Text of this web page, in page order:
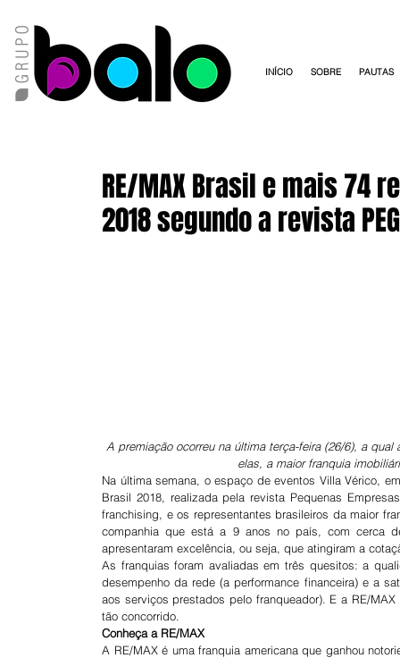
INÍCIO SOBRE PAUTAS
RE/MAX Brasil e mais 74
2018 segundo a revista
A premiação ocorreu na última terça-feira (26/6), a
elas, a maior franquia
Na última semana, o espaço de eventos Villa Vérico,
Brasil 2018, realizada pela revista Pequenas
franchising, e os representantes brasileiros da maior
companhia que está a 9 anos no país, com cerca
apresentaram excelência, ou seja, que atingiram a
As franquias foram avaliadas em três quesitos: a
desempenho da rede (a performance financeira) e a
aos serviços prestados pelo franqueador). E a RE/
tão concorrido.
Conheça a RE/MAX
A RE/MAX é uma franquia americana que ganhou